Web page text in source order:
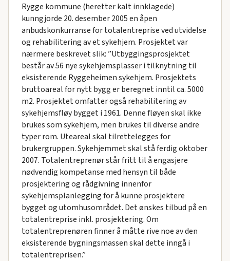
Rygge kommune (heretter kalt innklagede)
kunngjorde 20. desember 2005 en åpen
anbudskonkurranse for totalentreprise ved utvidelse
og rehabilitering av et sykehjem. Prosjektet var
nærmere beskrevet slik: ”Utbyggingsprosjektet
består av 56 nye sykehjemsplasser i tilknytning til
eksisterende Ryggeheimen sykehjem. Prosjektets
bruttoareal for nytt bygg er beregnet inntil ca. 5000
m2. Prosjektet omfatter også rehabilitering av
sykehjemsfløy bygget i 1961. Denne fløyen skal ikke
brukes som sykehjem, men brukes til diverse andre
typer rom. Uteareal skal tilrettelegges for
brukergruppen. Sykehjemmet skal stå ferdig oktober
2007. Totalentreprenør står fritt til å engasjere
nødvendig kompetanse med hensyn til både
prosjektering og rådgivning innenfor
sykehjemsplanlegging for å kunne prosjektere
bygget og utomhusområdet. Det ønskes tilbud på en
totalentreprise inkl. prosjektering. Om
totalentreprenøren finner å måtte rive noe av den
eksisterende bygningsmassen skal dette inngå i
totalentreprisen.”